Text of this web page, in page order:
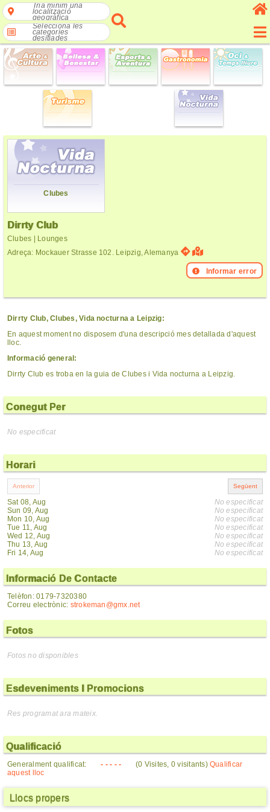
Tria mínim una
localització
geogràfica
Selecciona les
categories
desitjades
Clubes
Dirrty Club
Clubes | Lounges
Adreça: Mockauer Strasse 102. Leipzig, Alemanya
Informar error
Dirrty Club, Clubes, Vida nocturna a Leipzig:
En aquest moment no disposem d'una descripció mes detallada d'aquest
lloc.
Informació general:
Dirrty Club es troba en la guia de Clubes i Vida nocturna a Leipzig.
Conegut Per
No especificat
Horari
Sat 08, Aug
Sun 09, Aug
Mon 10, Aug
Tue 11, Aug
Wed 12, Aug
Thu 13, Aug
Fri 14, Aug
No especificat
No especificat
No especificat
No especificat
No especificat
No especificat
No especificat
Informació De Contacte
Telèfon: 0179-7320380
Correu electrònic: strokeman@gmx.net
Fotos
Fotos no disponibles
Esdeveniments I Promocions
Res programat ara mateix.
Qualificació
Generalment qualificat: - - - - - (0 Visites, 0 visitants)Qualificar
aquest lloc
Llocs propers